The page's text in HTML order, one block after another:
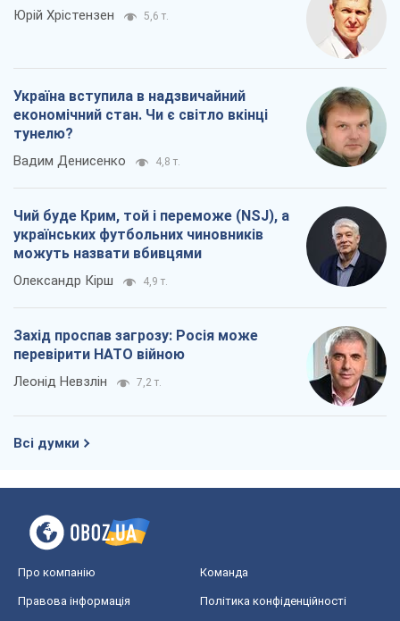
Юрій Хрістензен 5,6 т.
Україна вступила в надзвичайний
економічний стан. Чи є світло вкінці
тунелю?
Вадим Денисенко 4,8 т.
Чий буде Крим, той і переможе (NSJ), а
українських футбольних чиновників
можуть назвати вбивцями
Олександр Кірш 4,9 т.
Захід проспав загрозу: Росія може
перевірити НАТО війною
Леонід Невзлін 7,2 т.
Всі думки
Про компанію Команда
Правова інформація Політика конфіденційності